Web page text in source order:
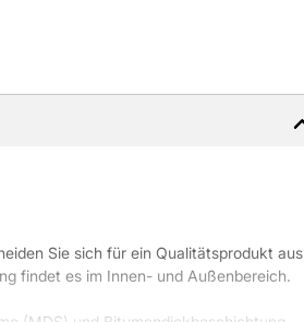
Sie sich für ein Qualitätsprodukt aus
findet es im Innen- und Außenbereich.